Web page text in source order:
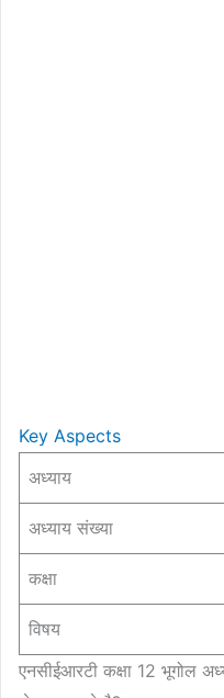
Key Aspects
अध्याय
अध्याय संख्या
कक्षा
विषय
एनसीईआरटी कक्षा 12 भूगोल